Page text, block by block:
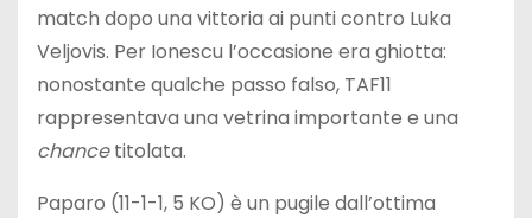
match dopo una vittoria ai punti contro Luka
Veljovis. Per Ionescu l’occasione era ghiotta:
nonostante qualche passo falso, TAF11
rappresentava una vetrina importante e una
chancetitolata.
Paparo (11-1-1, 5 KO) è un pugile dall’ottima